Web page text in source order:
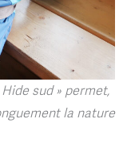
sud » permet,
la nature